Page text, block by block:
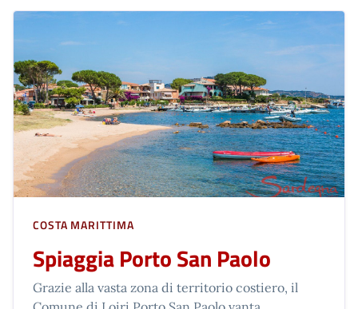
COSTA MARITTIMA
Spiaggia Porto San Paolo
Grazie alla vasta zona di territorio costiero, il